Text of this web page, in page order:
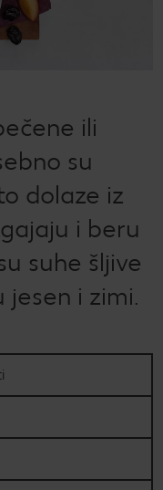
„Sup“
„Nenapisana
ili
su
dolaze iz
i beru
suhe šljive
i zimi.